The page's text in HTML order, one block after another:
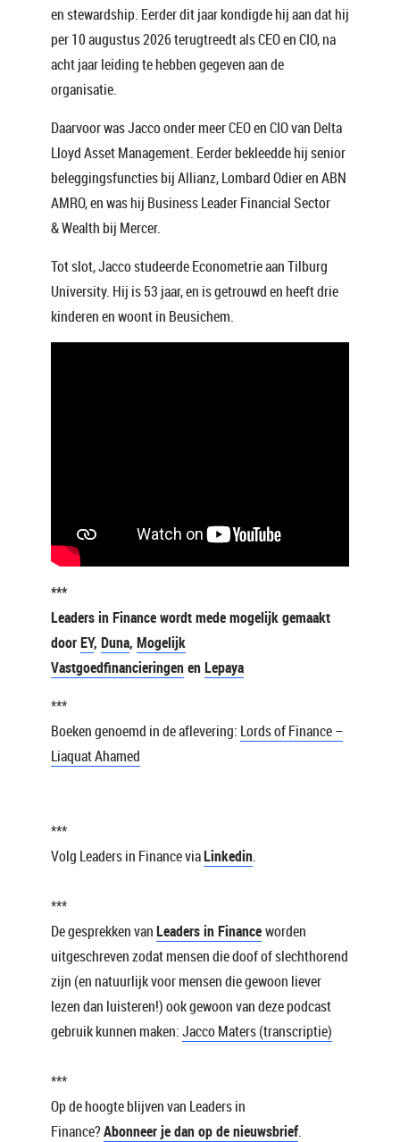
en stewardship. Eerder dit jaar kondigde hij aan dat hij
per 10 augustus 2026 terugtreedt als CEO en CIO, na
acht jaar leiding te hebben gegeven aan de
organisatie.
Daarvoor was Jacco onder meer CEO en CIO van Delta
Lloyd Asset Management. Eerder bekleedde hij senior
beleggingsfuncties bij Allianz, Lombard Odier en ABN
AMRO, en was hij Business Leader Financial Sector
& Wealth bij Mercer.
Tot slot, Jacco studeerde Econometrie aan Tilburg
University. Hij is 53 jaar, en is getrouwd en heeft drie
kinderen en woont in Beusichem.
***
Leaders in Finance wordt mede mogelijk gemaakt
doorEY, Duna, Mogelijk
VastgoedfinancieringenenLepaya
***
Boeken genoemd in de aflevering: Lords of Finance –
Liaquat Ahamed
***
Volg Leaders in Finance viaLinkedin.
***
De gesprekken vanLeaders in Financeworden
uitgeschreven zodat mensen die doof of slechthorend
zijn (en natuurlijk voor mensen die gewoon liever
lezen dan luisteren!) ook gewoon van deze podcast
gebruik kunnen maken:Jacco Maters (transcriptie)
***
Op de hoogte blijven van Leaders in
Finance?Abonneer je dan op de nieuwsbrief.